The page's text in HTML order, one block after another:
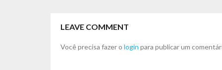
LEAVE COMMENT
Você precisa fazer o login para publicar um